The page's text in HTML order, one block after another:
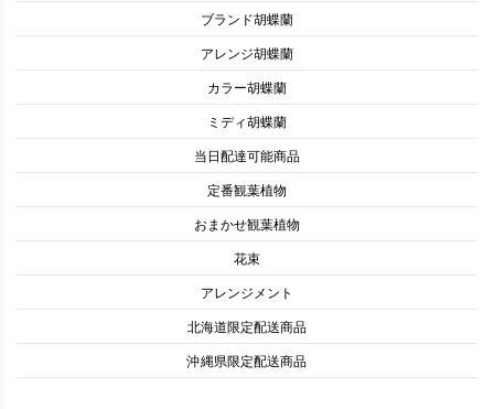
ブランド胡蝶蘭
アレンジ胡蝶蘭
カラー胡蝶蘭
ミディ胡蝶蘭
当日配達可能商品
定番観葉植物
おまかせ観葉植物
花束
アレンジメント
北海道限定配送商品
沖縄県限定配送商品